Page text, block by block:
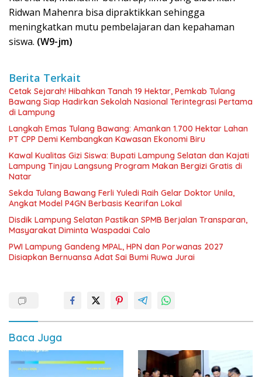
Ridwan Mahenra bisa dipraktikkan sehingga
meningkatkan mutu pembelajaran dan kepahaman
siswa. (W9-jm)
Berita Terkait
Cetak Sejarah! Hibahkan Tanah 19 Hektar, Pemkab Tulang
Bawang Siap Hadirkan Sekolah Nasional Terintegrasi Pertama
di Lampung
Langkah Emas Tulang Bawang: Amankan 1.700 Hektar Lahan
PT CPP Demi Kembangkan Kawasan Ekonomi Biru
Kawal Kualitas Gizi Siswa: Bupati Lampung Selatan dan Kajati
Lampung Tinjau Langsung Program Makan Bergizi Gratis di
Natar
Sekda Tulang Bawang Ferli Yuledi Raih Gelar Doktor Unila,
Angkat Model P4GN Berbasis Kearifan Lokal
Disdik Lampung Selatan Pastikan SPMB Berjalan Transparan,
Masyarakat Diminta Waspadai Calo
PWI Lampung Gandeng MPAL, HPN dan Porwanas 2027
Disiapkan Bernuansa Adat Sai Bumi Ruwa Jurai
Baca Juga